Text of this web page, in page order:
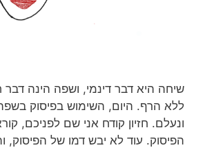
שיחה היא דבר דינמי, ושפה הינה
ללא הרף. היום, השימוש בפיסוק
ונעלם. חזיון קודח אני שם לפניכם,
הפיסוק. עוד לא יבש דמו של הפיסוק,